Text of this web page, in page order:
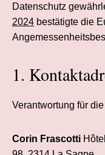
Datenschutz
2024 bestätigte die
1.
Verantwortung für
Corin Frascotti